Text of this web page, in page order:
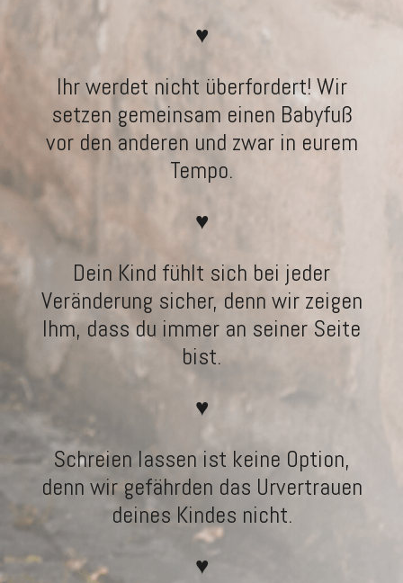
♥
Ihr werdet nicht überfordert! Wir
setzen gemeinsam einen Babyfuß
vor den anderen und zwar in eurem
Tempo.
♥
Dein Kind fühlt sich bei jeder
Veränderung sicher, denn wir zeigen
Ihm, dass du immer an seiner Seite
bist.
♥
Schreien lassen ist keine Option,
denn wir gefährden das Urvertrauen
deines Kindes nicht.
♥